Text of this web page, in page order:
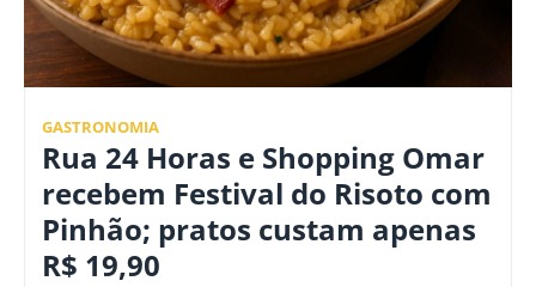
GASTRONOMIA
Rua 24 Horas e Shopping Omar
recebem Festival do Risoto com
Pinhão; pratos custam apenas
R$ 19,90